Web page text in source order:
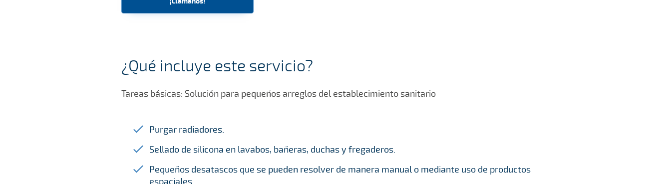
¿Qué incluye este servicio?
Tareas básicas: Solución para pequeños arreglos del establecimiento sanitario
Purgar radiadores.
Sellado de silicona en lavabos, bañeras, duchas y fregaderos.
Pequeños desatascos que se pueden resolver de manera manual o mediante uso de productos
espaciales.